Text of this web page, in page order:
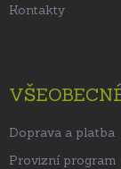
Kontakty
Doprava a platba
Provizní program